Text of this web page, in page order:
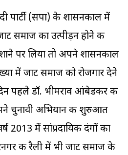
पार्टी (सपा) के शासनकाल में
समाज का उत्पीड़न होने की
पर लिया तो अपने शासनकाल
में जाट समाज को रोजगार देने
पहले डॉ. भीमराव आंबेडकर की
चुनावी अभियान की शुरुआत
2013 में सांप्रदायिक दंगों का
की रैली में भी जाट समाज के